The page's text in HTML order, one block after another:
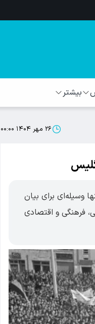
بیشتر
۲۶ مهر ۱۴۰۴ ۰۰:۰۰
وسیله‌ای برای بیان
فرهنگی و اقتصادی